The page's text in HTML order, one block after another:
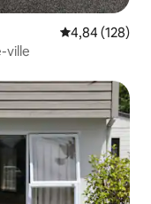
Évaluation
4,84 (128)
ville